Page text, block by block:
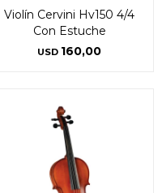
Violín Cervini Hv150 4/4
Con Estuche
USD 160,00